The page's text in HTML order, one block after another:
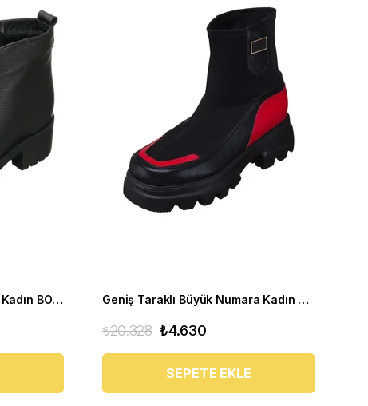
Rahat Kalıp Büyük Numara Kadın BOT YSM06 Siyah Geniş Taraklı Büyük Numara Kadın BOT Gaye0605 siyah
₺4.630
₺20.328
SEPETE EKLE